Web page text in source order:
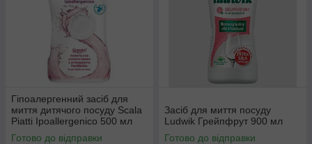
Гіпоалергенний засіб для
миття дитячого посуду Scala
Piatti Ipoallergenico 500 мл
Готово до відправки
Засіб для миття посуду
Ludwik Грейпфрут 900 мл
Готово до відправки